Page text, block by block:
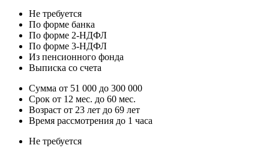
Не требуется
По форме банка
По форме 2-НДФЛ
По форме 3-НДФЛ
Из пенсионного фонда
Выписка со счета
Сумма от 51 000 до 300 000
Срок от 12 мес. до 60 мес.
Возраст от 23 лет до 69 лет
Время рассмотрения до 1 часа
Не требуется